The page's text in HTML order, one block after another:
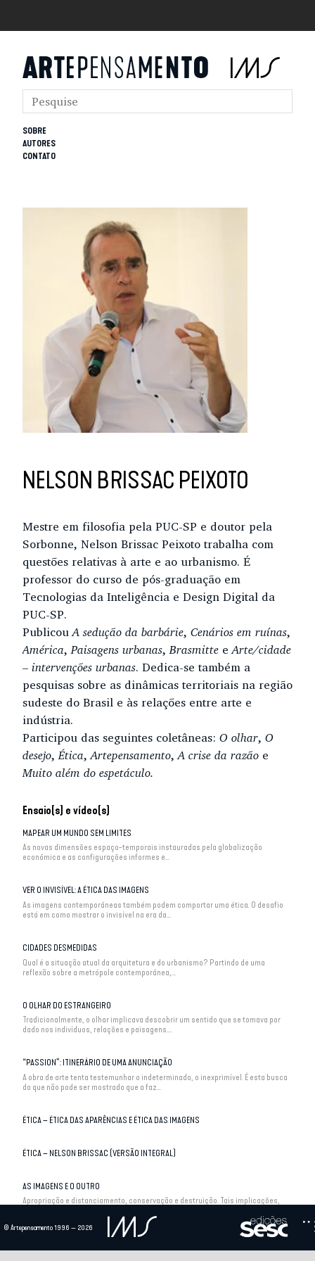
SOBRE
AUTORES
CONTATO
Ensaio(s) e vídeo(s)
MAPEAR UM MUNDO SEM LIMITES
As novas dimensões espaço-temporais instauradas pela globalização
econômica e as configurações informes e...
VER O INVISÍVEL: A ÉTICA DAS IMAGENS
As imagens contemporâneas também podem comportar uma ética. O desafio
está em como mostrar o invisível na era da...
CIDADES DESMEDIDAS
Qual é a situação atual da arquitetura e do urbanismo? Partindo de uma
reflexão sobre a metrópole contemporânea,...
O OLHAR DO ESTRANGEIRO
Tradicionalmente, o olhar implicava descobrir um sentido que se tomava por
dado nos indivíduos, relações e paisagens....
“PASSION”: ITINERÁRIO DE UMA ANUNCIAÇÃO
A obra de arte tenta testemunhar o indeterminado, o inexprimível. É esta busca
do que não pode ser mostrado que a faz...
ÉTICA – ÉTICA DAS APARÊNCIAS E ÉTICA DAS IMAGENS
ÉTICA – NELSON BRISSAC (VERSÃO INTEGRAL)
AS IMAGENS E O OUTRO
Apropriação e distanciamento, conservação e destruição. Tais implicações,
NELSON BRISSAC PEIXOTO
Mestre em filosofia pela PUC-SP e doutor pela
Sorbonne, Nelson Brissac Peixoto trabalha com
questões relativas à arte e ao urbanismo. É
professor do curso de pós-graduação em
Tecnologias da Inteligência e Design Digital da
PUC-SP.
PublicouA sedução da barbárie, Cenários em ruínas,
América,Paisagens urbanas,Brasmitte eArte/cidade
– intervenções urbanas. Dedica-se também a
pesquisas sobre as dinâmicas territoriais na região
sudeste do Brasil e às relações entre arte e
indústria.
Participou das seguintes coletâneas: O olhar, O
desejo,Ética,Artepensamento,A crise da razão e
Muito além do espetáculo.
© Artepensamento 1996 — 2026